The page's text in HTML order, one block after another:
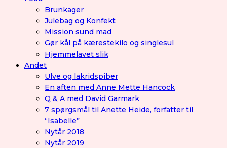
Brunkager
Julebag og Konfekt
Mission sund mad
Gør kål på kærestekilo og singlesul
Hjemmelavet slik
Andet
Ulve og lakridspiber
En aften med Anne Mette Hancock
Q & A med David Garmark
7 spørgsmål til Anette Heide, forfatter til
“Isabelle”
Nytår 2018
Nytår 2019